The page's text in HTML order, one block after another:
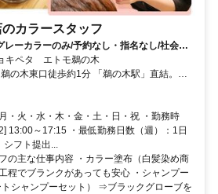
カラースタッフ
レーカラーのみ/予約なし・指名なし/社会保
キペタ エトモ鵜の木
の木東口徒歩約1分 「鵜の木駅」直結。蒲
分。多摩川駅から3分。
・火・水・木・金・土・日・祝 ・勤務時
13:00～17:15 ・最低勤務日数（週）：1日
シフト提出...
の主な仕事内容 ・カラー塗布（白髪染め商
程でブランクがあっても安心 ・シャンプー
トシャンプーセット） ⇒ブラックグローブを